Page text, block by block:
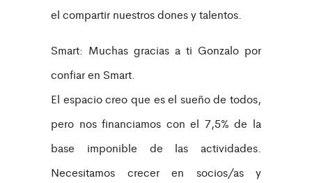
el compartir nuestros dones y talentos.
Smart: Muchas gracias a ti Gonzalo por
confiar en Smart.
El espacio creo que es el sueño de todos,
pero nos financiamos con el 7,5% de la
base imponible de las actividades.
Necesitamos crecer en socios/as y